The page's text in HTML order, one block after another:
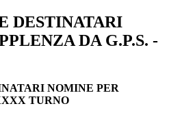
DESTINATARI
DA G.P.S. -
NOMINE PER
TURNO